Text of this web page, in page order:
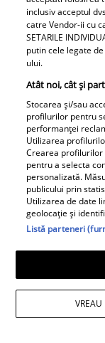
Libertatea.ro
inclusiv acceptul
catre Vendor-ii cu
SETARILE
putin cele legate
ului.
Atât noi, cât și
Stocarea și/sau
profilurilor pentru
performanței
Utilizarea
Crearea
pentru a selecta
personalizată.
publicului prin
Utilizarea de date
geolocație și
Listă parteneri